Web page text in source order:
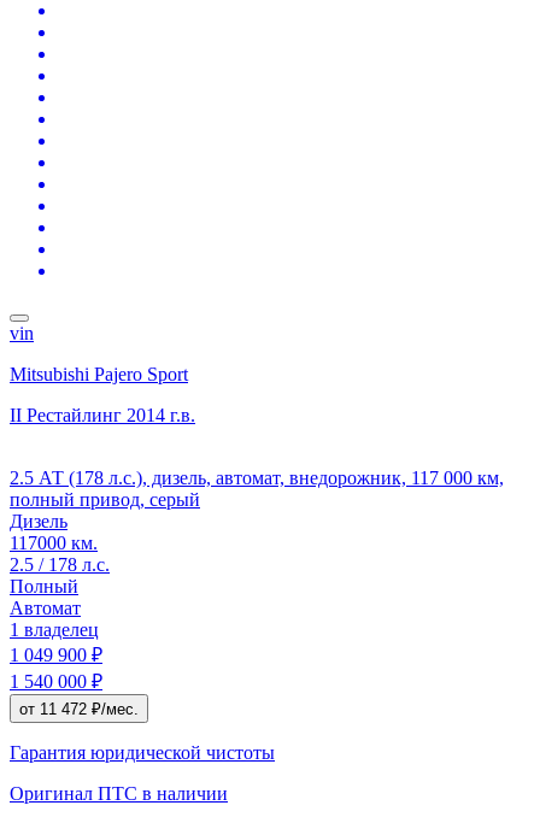
vin
Mitsubishi Pajero Sport
II Рестайлинг 2014 г.в.
2.5 АТ (178 л.с.), дизель, автомат, внедорожник, 117 000 км,
полный привод, серый
Дизель
117000 км.
2.5 / 178 л.с.
Полный
Автомат
1 владелец
1 049 900 ₽
1 540 000 ₽
от 11 472 ₽/мес.
Гарантия юридической чистоты
Оригинал ПТС в наличии